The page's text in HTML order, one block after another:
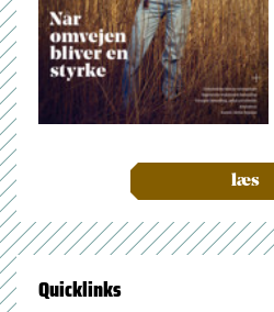
læs
Quicklinks